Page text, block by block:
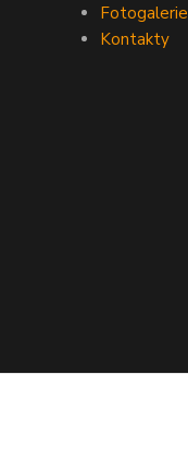
Fotogalerie
Kontakty